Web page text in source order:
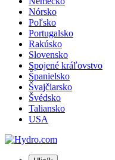
Nórsko
Poľsko
Portugalsko
Rakúsko
Slovensko
Spojené kráľovstvo
Španielsko
Švajčiarsko
Švédsko
Taliansko
USA